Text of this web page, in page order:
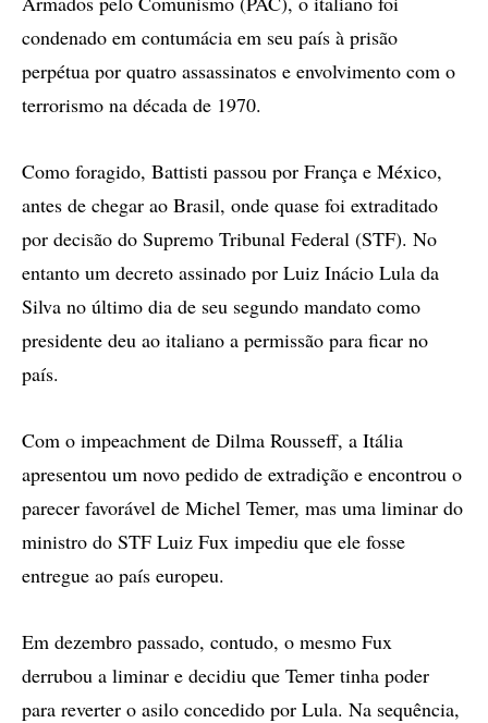
condenado em contumácia em seu país à prisão
perpétua por quatro assassinatos e envolvimento com o
terrorismo na década de 1970.
Como foragido, Battisti passou por França e México,
antes de chegar ao Brasil, onde quase foi extraditado
por decisão do Supremo Tribunal Federal (STF). No
entanto um decreto assinado por Luiz Inácio Lula da
Silva no último dia de seu segundo mandato como
presidente deu ao italiano a permissão para ficar no
país.
Com o impeachment de Dilma Rousseff, a Itália
apresentou um novo pedido de extradição e encontrou o
parecer favorável de Michel Temer, mas uma liminar do
ministro do STF Luiz Fux impediu que ele fosse
entregue ao país europeu.
Em dezembro passado, contudo, o mesmo Fux
derrubou a liminar e decidiu que Temer tinha poder
para reverter o asilo concedido por Lula. Na sequência,